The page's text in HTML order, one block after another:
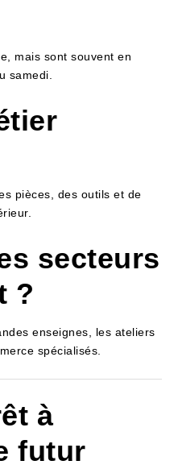
mais sont souvent en
samedi.
pièces, des outils et de
secteurs
?
enseignes, les ateliers
spécialisés.
à
futur